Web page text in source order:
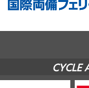
CYCLE